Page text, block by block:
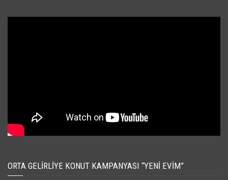
ORTA GELIRLIYE KONUT KAMPANYASI “YENI EVIM”